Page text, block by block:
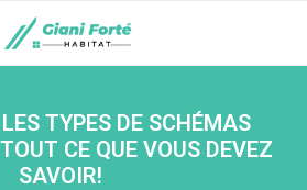
TYPES DE SCHÉMAS
CE QUE VOUS DEVEZ
SAVOIR!